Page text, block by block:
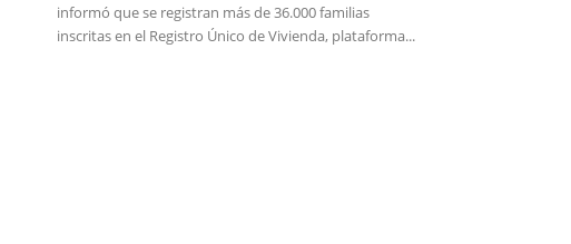
informó que se registran más de 36.000 familias
inscritas en el Registro Único de Vivienda, plataforma...